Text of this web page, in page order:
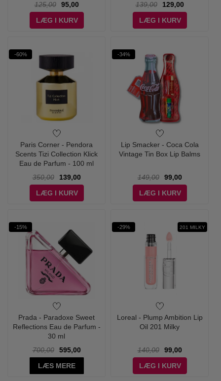
125,00
95,00
LÆG I KURV
139,00
129,00
LÆG I KURV
-60%
Paris Corner - Pendora
Scents Tizi Collection Klick
Eau de Parfum - 100 ml
350,00
139,00
LÆG I KURV
-34%
Lip Smacker - Coca Cola
Vintage Tin Box Lip Balms
149,00
99,00
LÆG I KURV
-15%
Prada - Paradoxe Sweet
Reflections Eau de Parfum -
30 ml
700,00
595,00
LÆS MERE
-29% 201 MILKY
Loreal - Plump Ambition Lip
Oil 201 Milky
140,00
99,00
LÆG I KURV